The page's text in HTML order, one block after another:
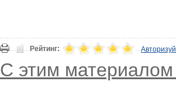
Рейтинг:
С этим